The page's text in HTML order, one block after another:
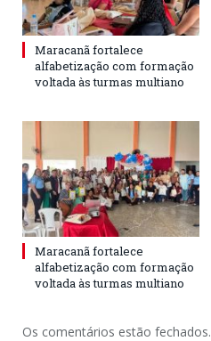
Maracanã fortalece
alfabetização com formação
voltada às turmas multiano
Maracanã fortalece
alfabetização com formação
voltada às turmas multiano
Os comentários estão fechados.